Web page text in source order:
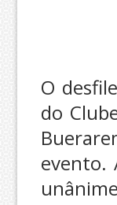
O
do
evento.